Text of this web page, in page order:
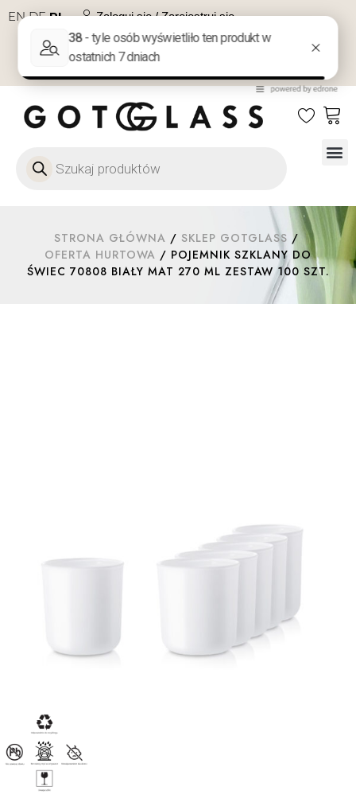
EN DE PL Zaloguj się / Zarejestruj się
NA PREZENT
STRONA GŁÓWNA / SKLEP GOTGLASS /
OFERTA HURTOWA / POJEMNIK SZKLANY DO
ŚWIEC 70808 BIAŁY MAT 270 ML ZESTAW 100 SZT.